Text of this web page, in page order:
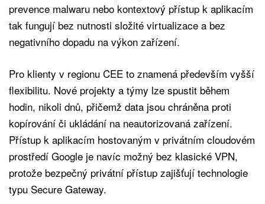
prevence malwaru nebo kontextový přístup k aplikacím
tak fungují bez nutnosti složité virtualizace a bez
negativního dopadu na výkon zařízení.
Pro klienty v regionu CEE to znamená především vyšší
flexibilitu. Nové projekty a týmy lze spustit během
hodin, nikoli dnů, přičemž data jsou chráněna proti
kopírování či ukládání na neautorizovaná zařízení.
Přístup k aplikacím hostovaným v privátním cloudovém
prostředí Google je navíc možný bez klasické VPN,
protože bezpečný privátní přístup zajišťují technologie
typu Secure Gateway.